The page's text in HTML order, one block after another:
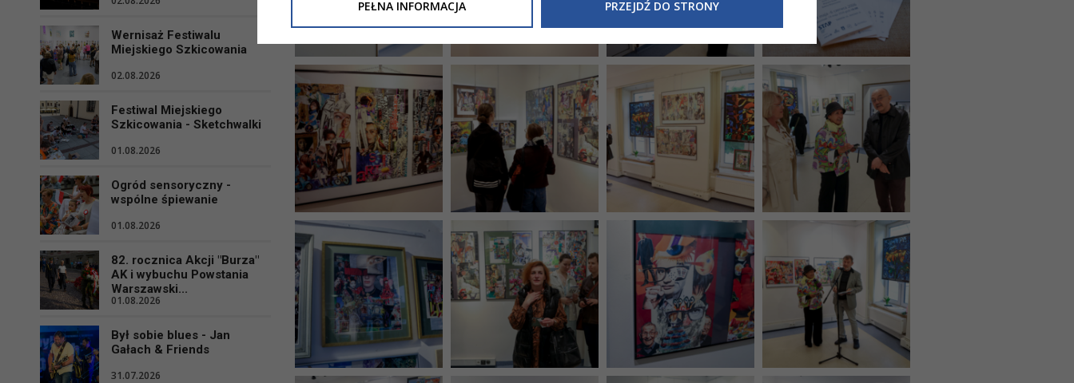
Wernisaż Festiwalu
Miejskiego Szkicowania
02.08.2026
Festiwal Miejskiego
Szkicowania - Sketchwalki
01.08.2026
Ogród sensoryczny -
wspólne śpiewanie
01.08.2026
82. rocznica Akcji "Burza"
AK i wybuchu Powstania
Warszawski...
01.08.2026
Był sobie blues - Jan
Gałach & Friends
31.07.2026
Niniejsza informacja nie wymaga od Państwa żadnych dodatkowych działań.
PEŁNA INFORMACJA PRZEJDŹ DO STRONY